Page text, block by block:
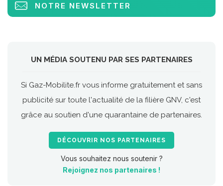
NOTRE NEWSLETTER
UN MÉDIA SOUTENU PAR SES PARTENAIRES
Si Gaz-Mobilite.fr vous informe gratuitement et sans
publicité sur toute l'actualité de la filière GNV, c'est
grâce au soutien d'une quarantaine de partenaires.
DÉCOUVRIR NOS PARTENAIRES
Vous souhaitez nous soutenir ?
Rejoignez nos partenaires !